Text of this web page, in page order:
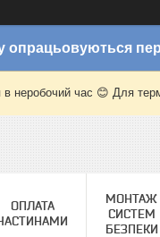
опрацьовуються
в неробочий час 😊 Для
ОПЛАТА
МОНТАЖ
СИСТЕМ
БЕЗПЕКИ